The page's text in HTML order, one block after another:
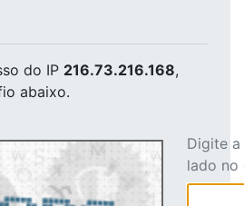
do IP 216.73.216.168,
abaixo.
Digite
lado no